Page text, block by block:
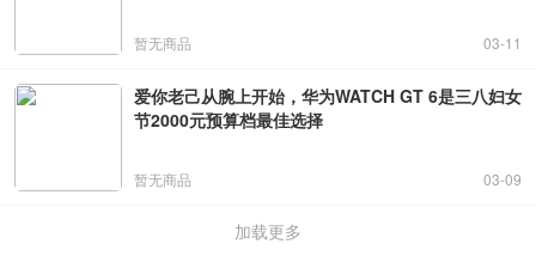
暂无商品 03-11
爱你老己从腕上开始，华为WATCH GT 6是三八妇女
节2000元预算档最佳选择
暂无商品 03-09
加载更多